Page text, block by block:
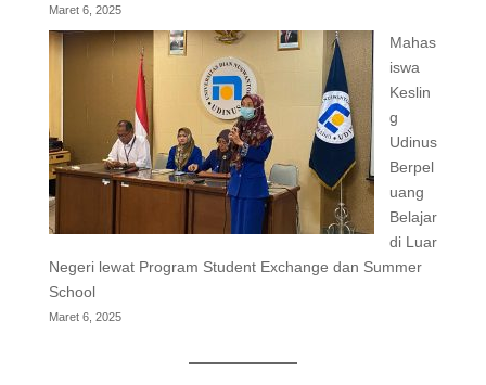
Maret 6, 2025
Mahas
iswa
Keslin
g
Udinus
Berpel
uang
Belajar
di Luar
Negeri lewat Program Student Exchange dan Summer
School
Maret 6, 2025